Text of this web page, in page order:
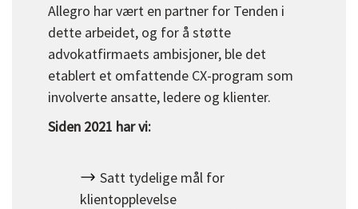
Allegro har vært en partner for Tenden i
dette arbeidet, og for å støtte
advokatfirmaets ambisjoner, ble det
etablert et omfattende CX-program som
involverte ansatte, ledere og klienter.
Siden 2021 har vi:
Satt tydelige mål for
klientopplevelse